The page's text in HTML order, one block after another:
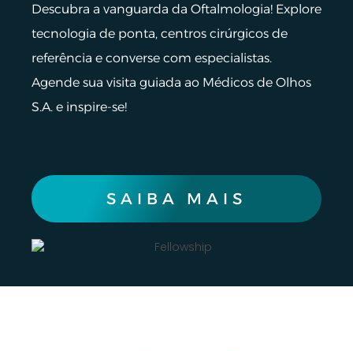
Descubra a vanguarda da Oftalmologia! Explore
tecnologia de ponta, centros cirúrgicos de
referência e converse com especialistas.
Agende sua visita guiada ao Médicos de Olhos
S.A. e inspire-se!
SAIBA MAIS